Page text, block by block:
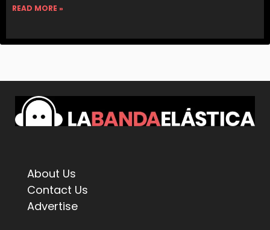
READ MORE »
About Us
Contact Us
Advertise